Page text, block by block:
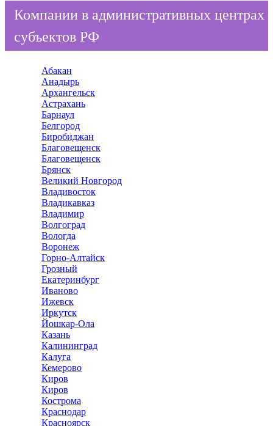
Компании в административных центрах
субъектов РФ
Абакан
Анадырь
Архангельск
Астрахань
Барнаул
Белгород
Биробиджан
Благовещенск
Благовещенск
Брянск
Великий Новгород
Владивосток
Владикавказ
Владимир
Волгоград
Вологда
Воронеж
Горно-Алтайск
Грозный
Екатеринбург
Иваново
Ижевск
Иркутск
Йошкар-Ола
Казань
Калининград
Калуга
Кемерово
Киров
Киров
Кострома
Краснодар
Красноярск